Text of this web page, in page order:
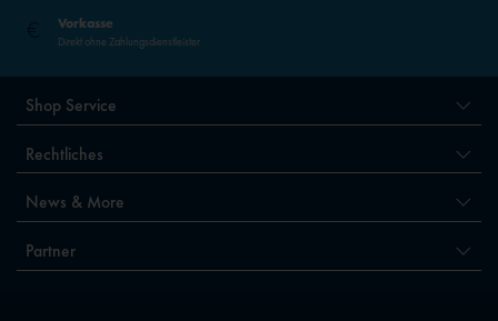
Vorkasse
Direkt ohne Zahlungsdienstleister
Shop Service
Rechtliches
News & More
Partner